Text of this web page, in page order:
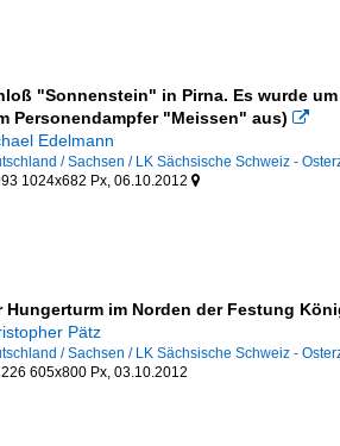
Bars
"Sonnenstein" in Pirna. Es wurde
Personendampfer "Meissen" aus) 
Edelmann
/ Sachsen / LK Sächsische Schweiz -
1024x682 Px, 06.10.2012 
Hungerturm im Norden der Festung
Pätz
/ Sachsen / LK Sächsische Schweiz -
605x800 Px, 03.10.2012